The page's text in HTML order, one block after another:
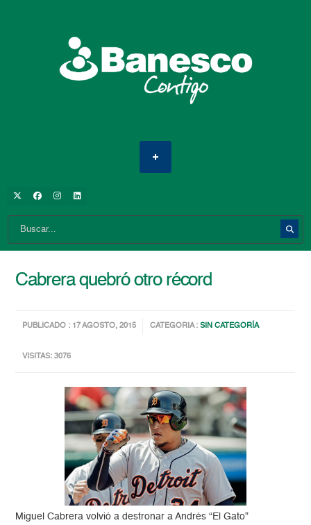
Cabrera quebró otro récord
PUBLICADO : 17 AGOSTO, 2015 CATEGORIA :SIN CATEGORÍA
VISITAS: 3076
Miguel Cabrera volvió a destronar a Andrés “El Gato”